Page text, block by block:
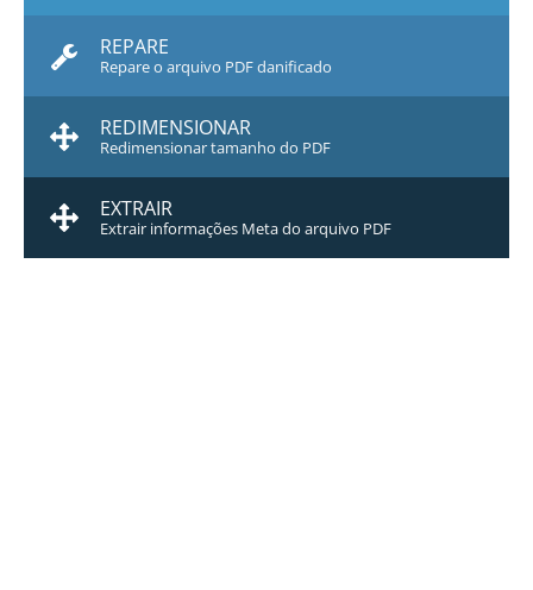
REPARE
Repare o arquivo PDF danificado
REDIMENSIONAR
Redimensionar tamanho do PDF
EXTRAIR
Extrair informações Meta do arquivo PDF